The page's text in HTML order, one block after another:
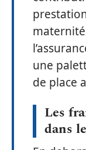
une
de place
Les
dans